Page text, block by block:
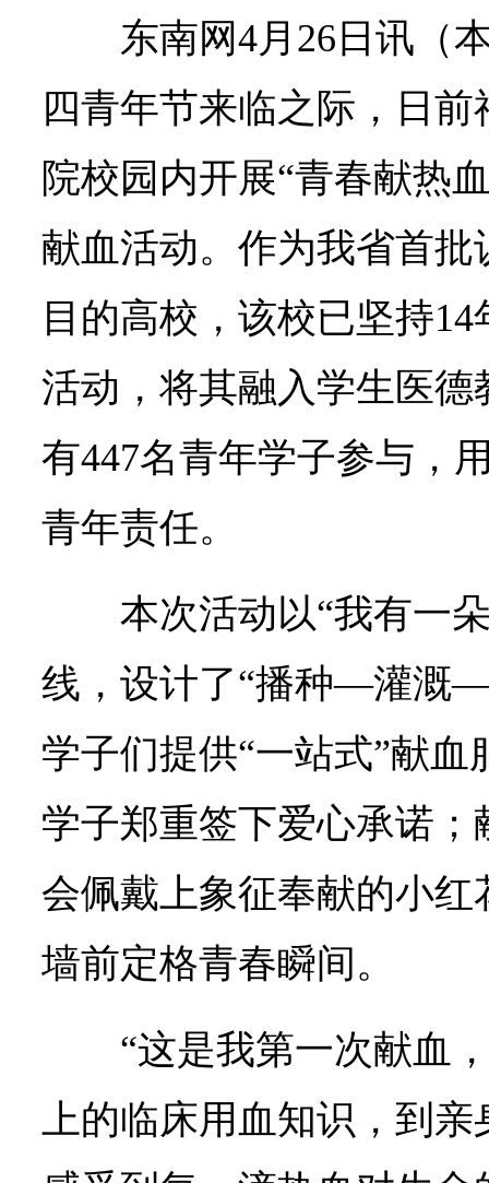
东南网4月26日讯（
四青年节来临之际，日
院校园内开展“青春献热
献血活动。作为我省首
目的高校，该校已坚持
活动，将其融入学生医
有447名青年学子参与，
青年责任。
本次活动以“我有一
线，设计了“播种—灌溉
学子们提供“一站式”献
学子郑重签下爱心承诺
会佩戴上象征奉献的小
墙前定格青春瞬间。
“这是我第一次献血
上的临床用血知识，到